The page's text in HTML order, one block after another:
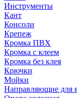
Инструменты
Кант
Консоли
Крепеж
Кромка ПВХ
Кромка с клеем
Кромка без клея
Крючки
Мойки
Направляющие для